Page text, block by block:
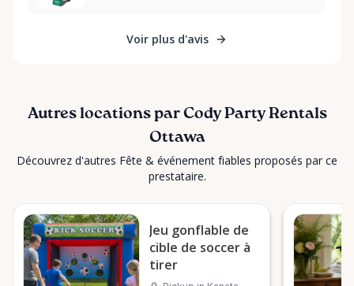
Voir plus d'avis
Autres locations par Cody Party Rentals
Ottawa
Découvrez d'autres Fête & événement fiables proposés par ce
prestataire.
Jeu gonflable de
cible de soccer à
tirer